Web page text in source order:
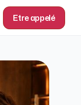
Etre appelé